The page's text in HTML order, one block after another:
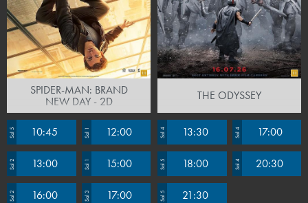
SPIDER-MAN: BRAND
NEW DAY - 2D
Sal 5 10:45 Sal 1 12:00
Sal 2 13:00 Sal 1 15:00
Sal 2 16:00 Sal 3 17:00
THE ODYSSEY
Sal 4 13:30 Sal 4 17:00
Sal 5 18:00 Sal 4 20:30
Sal 5 21:30